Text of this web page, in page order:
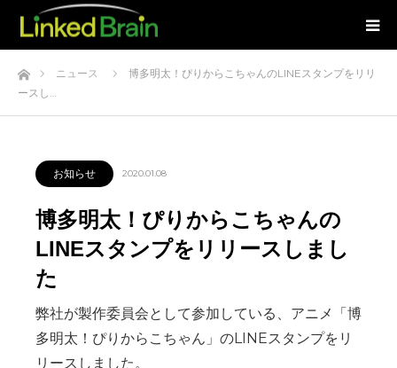
ホームニュース
博多明太！ぴりからこちゃんのLINEスタンプをリリ
ースし…
お知らせ 2020.01.08
博多明太！ぴりからこちゃんの
LINEスタンプをリリースしまし
た
弊社が製作委員会として参加している、アニメ「博
多明太！ぴりからこちゃん」のLINEスタンプをリ
リースしました。